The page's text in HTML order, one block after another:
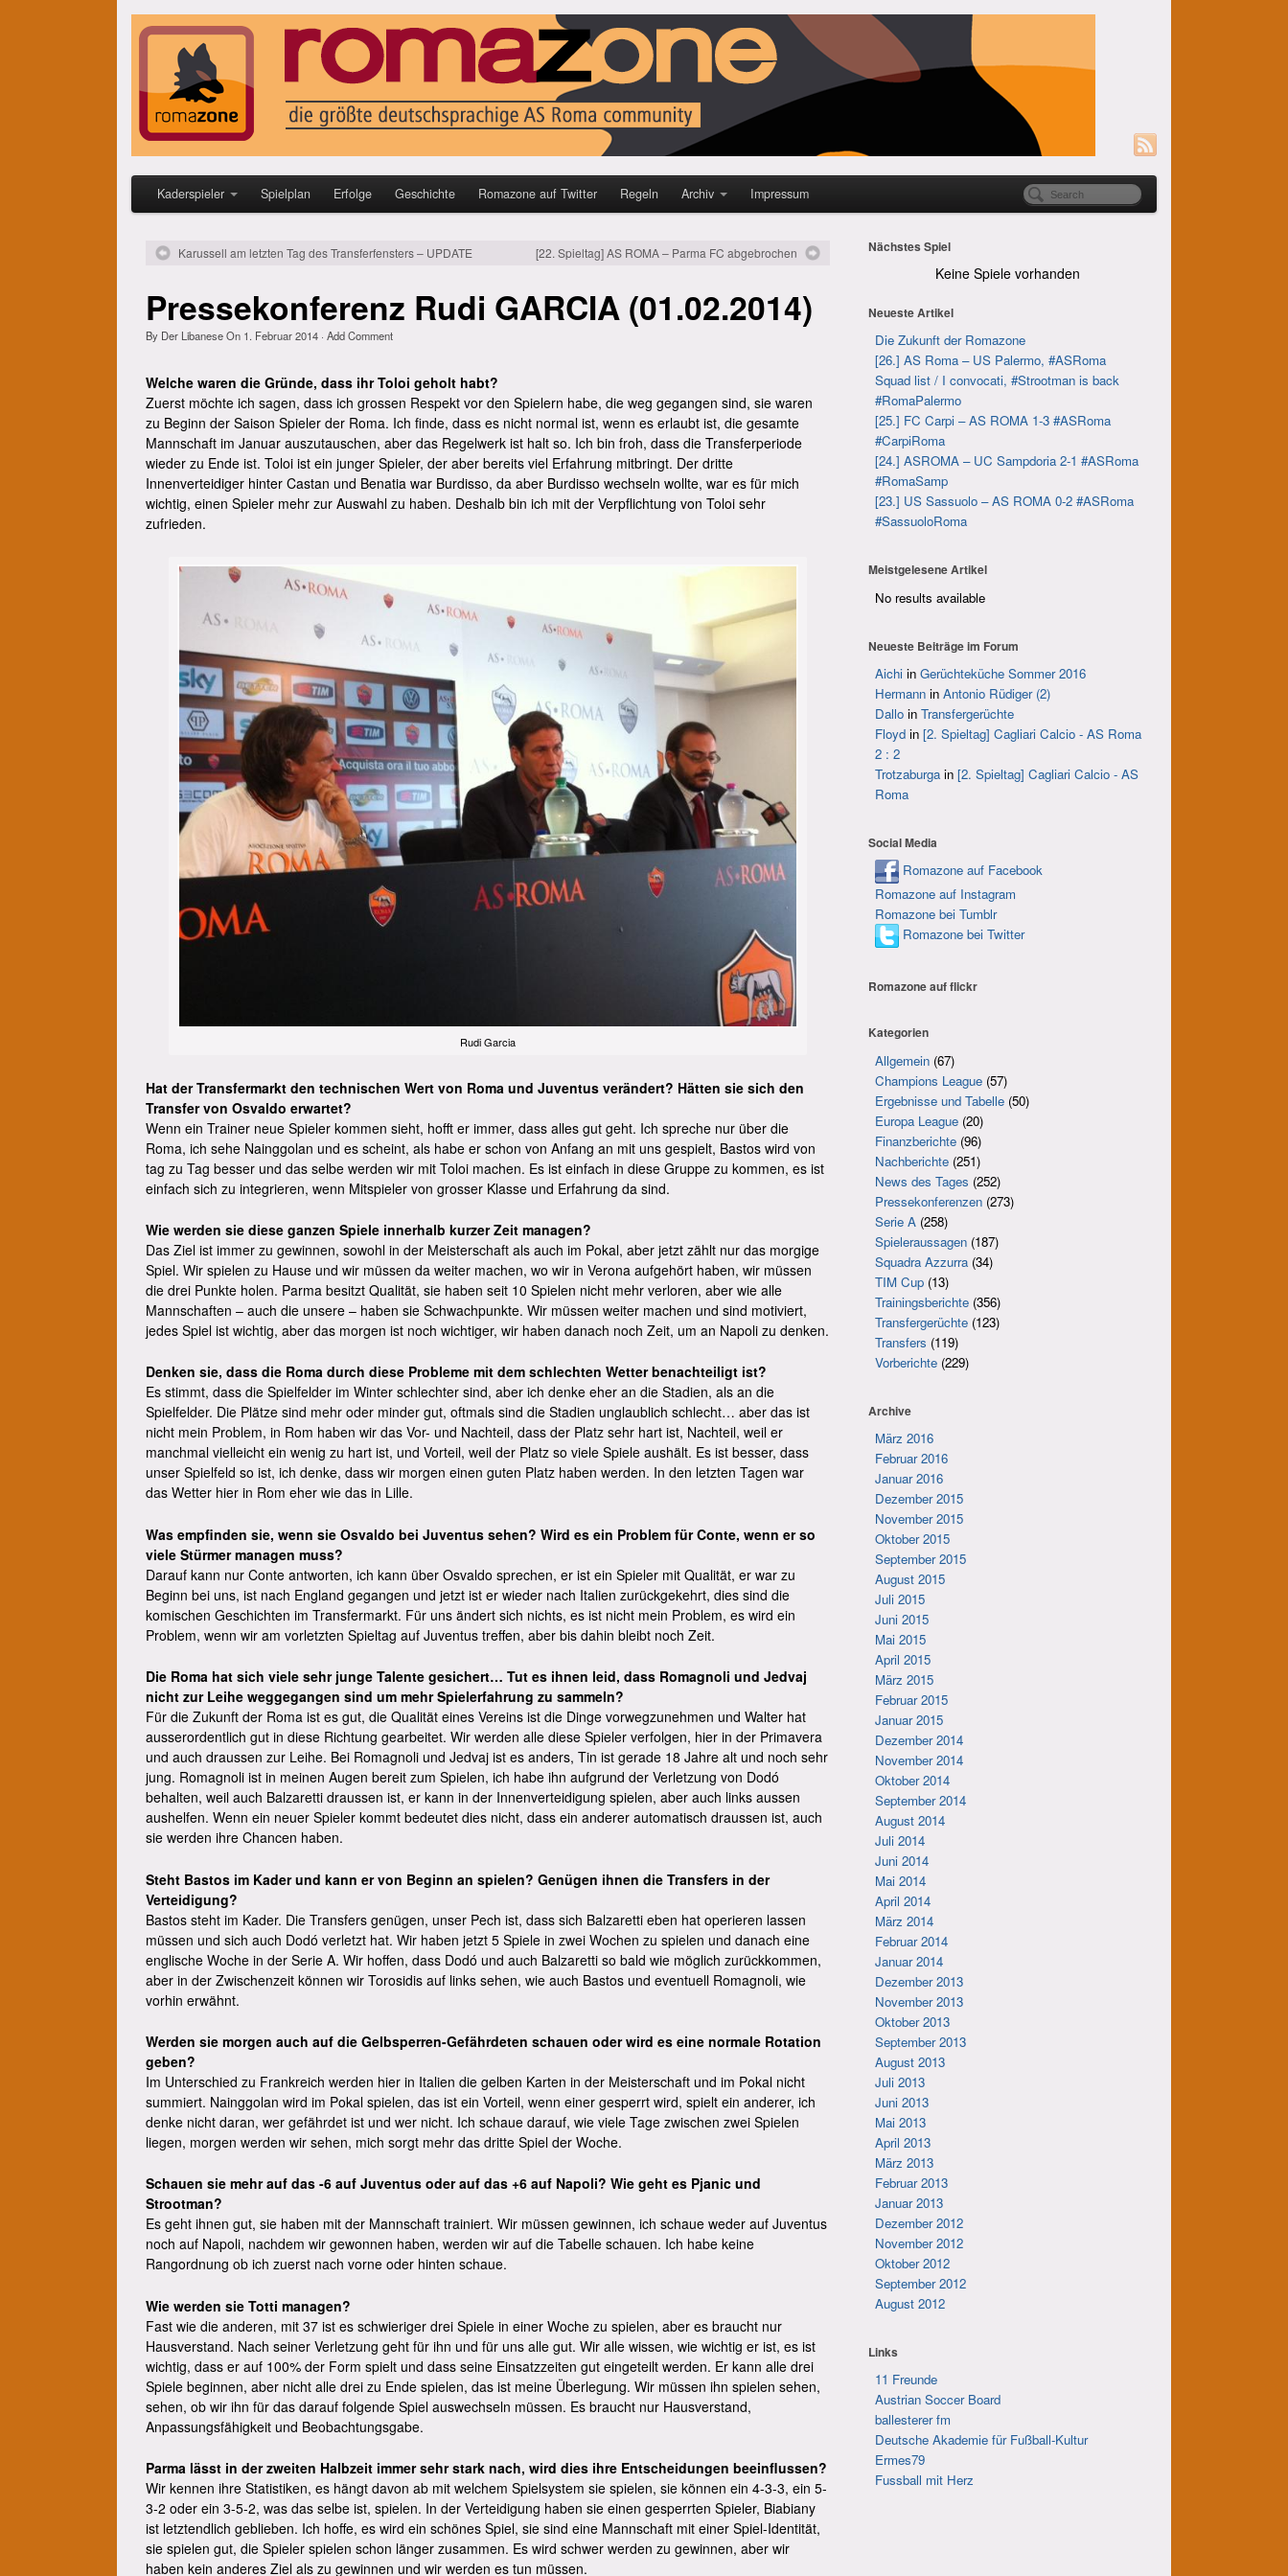
Kaderspieler Spielplan Erfolge Geschichte Romazone auf Twitter Regeln Archiv Impressum
Karussell am letzten Tag des Transferfensters – UPDATE [22. Spieltag] AS ROMA – Parma FC abgebrochen
Pressekonferenz Rudi GARCIA (01.02.2014)
By Der LibaneseOn 1. Februar 2014 · Add Comment
Welche waren die Gründe, dass ihr Toloi geholt habt?
Zuerst möchte ich sagen, dass ich grossen Respekt vor den Spielern habe, die weg gegangen sind, sie waren
zu Beginn der Saison Spieler der Roma. Ich finde, dass es nicht normal ist, wenn es erlaubt ist, die gesamte
Mannschaft im Januar auszutauschen, aber das Regelwerk ist halt so. Ich bin froh, dass die Transferperiode
wieder zu Ende ist. Toloi ist ein junger Spieler, der aber bereits viel Erfahrung mitbringt. Der dritte
Innenverteidiger hinter Castan und Benatia war Burdisso, da aber Burdisso wechseln wollte, war es für mich
wichtig, einen Spieler mehr zur Auswahl zu haben. Deshalb bin ich mit der Verpflichtung von Toloi sehr
zufrieden.
Rudi Garcia
Hat der Transfermarkt den technischen Wert von Roma und Juventus verändert? Hätten sie sich den
Transfer von Osvaldo erwartet?
Wenn ein Trainer neue Spieler kommen sieht, hofft er immer, dass alles gut geht. Ich spreche nur über die
Roma, ich sehe Nainggolan und es scheint, als habe er schon von Anfang an mit uns gespielt, Bastos wird von
tag zu Tag besser und das selbe werden wir mit Toloi machen. Es ist einfach in diese Gruppe zu kommen, es ist
einfach sich zu integrieren, wenn Mitspieler von grosser Klasse und Erfahrung da sind.
Wie werden sie diese ganzen Spiele innerhalb kurzer Zeit managen?
Das Ziel ist immer zu gewinnen, sowohl in der Meisterschaft als auch im Pokal, aber jetzt zählt nur das morgige
Spiel. Wir spielen zu Hause und wir müssen da weiter machen, wo wir in Verona aufgehört haben, wir müssen
die drei Punkte holen. Parma besitzt Qualität, sie haben seit 10 Spielen nicht mehr verloren, aber wie alle
Mannschaften – auch die unsere – haben sie Schwachpunkte. Wir müssen weiter machen und sind motiviert,
jedes Spiel ist wichtig, aber das morgen ist noch wichtiger, wir haben danach noch Zeit, um an Napoli zu denken.
Denken sie, dass die Roma durch diese Probleme mit dem schlechten Wetter benachteiligt ist?
Es stimmt, dass die Spielfelder im Winter schlechter sind, aber ich denke eher an die Stadien, als an die
Spielfelder. Die Plätze sind mehr oder minder gut, oftmals sind die Stadien unglaublich schlecht… aber das ist
nicht mein Problem, in Rom haben wir das Vor- und Nachteil, dass der Platz sehr hart ist, Nachteil, weil er
manchmal vielleicht ein wenig zu hart ist, und Vorteil, weil der Platz so viele Spiele aushält. Es ist besser, dass
unser Spielfeld so ist, ich denke, dass wir morgen einen guten Platz haben werden. In den letzten Tagen war
das Wetter hier in Rom eher wie das in Lille.
Was empfinden sie, wenn sie Osvaldo bei Juventus sehen? Wird es ein Problem für Conte, wenn er so
viele Stürmer managen muss?
Darauf kann nur Conte antworten, ich kann über Osvaldo sprechen, er ist ein Spieler mit Qualität, er war zu
Beginn bei uns, ist nach England gegangen und jetzt ist er wieder nach Italien zurückgekehrt, dies sind die
komischen Geschichten im Transfermarkt. Für uns ändert sich nichts, es ist nicht mein Problem, es wird ein
Problem, wenn wir am vorletzten Spieltag auf Juventus treffen, aber bis dahin bleibt noch Zeit.
Die Roma hat sich viele sehr junge Talente gesichert… Tut es ihnen leid, dass Romagnoli und Jedvaj
nicht zur Leihe weggegangen sind um mehr Spielerfahrung zu sammeln?
Für die Zukunft der Roma ist es gut, die Qualität eines Vereins ist die Dinge vorwegzunehmen und Walter hat
ausserordentlich gut in diese Richtung gearbeitet. Wir werden alle diese Spieler verfolgen, hier in der Primavera
und auch draussen zur Leihe. Bei Romagnoli und Jedvaj ist es anders, Tin ist gerade 18 Jahre alt und noch sehr
jung. Romagnoli ist in meinen Augen bereit zum Spielen, ich habe ihn aufgrund der Verletzung von Dodó
behalten, weil auch Balzaretti draussen ist, er kann in der Innenverteidigung spielen, aber auch links aussen
aushelfen. Wenn ein neuer Spieler kommt bedeutet dies nicht, dass ein anderer automatisch draussen ist, auch
sie werden ihre Chancen haben.
Steht Bastos im Kader und kann er von Beginn an spielen? Genügen ihnen die Transfers in der
Verteidigung?
Bastos steht im Kader. Die Transfers genügen, unser Pech ist, dass sich Balzaretti eben hat operieren lassen
müssen und sich auch Dodó verletzt hat. Wir haben jetzt 5 Spiele in zwei Wochen zu spielen und danach eine
englische Woche in der Serie A. Wir hoffen, dass Dodó und auch Balzaretti so bald wie möglich zurückkommen,
aber in der Zwischenzeit können wir Torosidis auf links sehen, wie auch Bastos und eventuell Romagnoli, wie
vorhin erwähnt.
Werden sie morgen auch auf die Gelbsperren-Gefährdeten schauen oder wird es eine normale Rotation
geben?
Im Unterschied zu Frankreich werden hier in Italien die gelben Karten in der Meisterschaft und im Pokal nicht
summiert. Nainggolan wird im Pokal spielen, das ist ein Vorteil, wenn einer gesperrt wird, spielt ein anderer, ich
denke nicht daran, wer gefährdet ist und wer nicht. Ich schaue darauf, wie viele Tage zwischen zwei Spielen
liegen, morgen werden wir sehen, mich sorgt mehr das dritte Spiel der Woche.
Schauen sie mehr auf das -6 auf Juventus oder auf das +6 auf Napoli? Wie geht es Pjanic und
Strootman?
Es geht ihnen gut, sie haben mit der Mannschaft trainiert. Wir müssen gewinnen, ich schaue weder auf Juventus
noch auf Napoli, nachdem wir gewonnen haben, werden wir auf die Tabelle schauen. Ich habe keine
Rangordnung ob ich zuerst nach vorne oder hinten schaue.
Wie werden sie Totti managen?
Fast wie die anderen, mit 37 ist es schwieriger drei Spiele in einer Woche zu spielen, aber es braucht nur
Hausverstand. Nach seiner Verletzung geht für ihn und für uns alle gut. Wir alle wissen, wie wichtig er ist, es ist
wichtig, dass er auf 100% der Form spielt und dass seine Einsatzzeiten gut eingeteilt werden. Er kann alle drei
Spiele beginnen, aber nicht alle drei zu Ende spielen, das ist meine Überlegung. Wir müssen ihn spielen sehen,
sehen, ob wir ihn für das darauf folgende Spiel auswechseln müssen. Es braucht nur Hausverstand,
Anpassungsfähigkeit und Beobachtungsgabe.
Parma lässt in der zweiten Halbzeit immer sehr stark nach, wird dies ihre Entscheidungen beeinflussen?
Wir kennen ihre Statistiken, es hängt davon ab mit welchem Spielsystem sie spielen, sie können ein 4-3-3, ein 5-
3-2 oder ein 3-5-2, was das selbe ist, spielen. In der Verteidigung haben sie einen gesperrten Spieler, Biabiany
ist letztendlich geblieben. Ich hoffe, es wird ein schönes Spiel, sie sind eine Mannschaft mit einer Spiel-Identität,
sie spielen gut, die Spieler spielen schon länger zusammen. Es wird schwer werden zu gewinnen, aber wir
haben kein anderes Ziel als zu gewinnen und wir werden es tun müssen.
Nächstes Spiel
Keine Spiele vorhanden
Neueste Artikel
Die Zukunft der Romazone
[26.] AS Roma – US Palermo, #ASRoma
Squad list / I convocati, #Strootman is back
#RomaPalermo
[25.] FC Carpi – AS ROMA 1-3 #ASRoma
#CarpiRoma
[24.] ASROMA – UC Sampdoria 2-1 #ASRoma
#RomaSamp
[23.] US Sassuolo – AS ROMA 0-2 #ASRoma
#SassuoloRoma
Meistgelesene Artikel
No results available
Neueste Beiträge im Forum
Aichi inGerüchteküche Sommer 2016
Hermann inAntonio Rüdiger (2)
Dallo inTransfergerüchte
Floyd in[2. Spieltag] Cagliari Calcio - AS Roma
2 : 2
Trotzaburga in[2. Spieltag] Cagliari Calcio - AS
Roma
Social Media
Romazone auf Facebook
Romazone auf Instagram
Romazone bei Tumblr
Romazone bei Twitter
Romazone aufflickr
Kategorien
Allgemein (67)
Champions League (57)
Ergebnisse und Tabelle (50)
Europa League (20)
Finanzberichte (96)
Nachberichte (251)
News des Tages (252)
Pressekonferenzen (273)
Serie A (258)
Spieleraussagen (187)
Squadra Azzurra (34)
TIM Cup (13)
Trainingsberichte (356)
Transfergerüchte (123)
Transfers (119)
Vorberichte (229)
Archive
März 2016
Februar 2016
Januar 2016
Dezember 2015
November 2015
Oktober 2015
September 2015
August 2015
Juli 2015
Juni 2015
Mai 2015
April 2015
März 2015
Februar 2015
Januar 2015
Dezember 2014
November 2014
Oktober 2014
September 2014
August 2014
Juli 2014
Juni 2014
Mai 2014
April 2014
März 2014
Februar 2014
Januar 2014
Dezember 2013
November 2013
Oktober 2013
September 2013
August 2013
Juli 2013
Juni 2013
Mai 2013
April 2013
März 2013
Februar 2013
Januar 2013
Dezember 2012
November 2012
Oktober 2012
September 2012
August 2012
Links
11 Freunde
Austrian Soccer Board
ballesterer fm
Deutsche Akademie für Fußball-Kultur
Ermes79
Fussball mit Herz